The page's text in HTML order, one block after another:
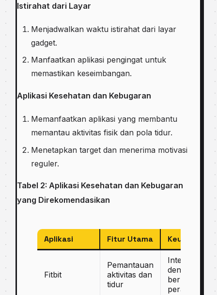
Istirahat dari Layar
Menjadwalkan waktu istirahat dari layar
gadget.
Manfaatkan aplikasi pengingat untuk
memastikan keseimbangan.
Aplikasi Kesehatan dan Kebugaran
Memanfaatkan aplikasi yang membantu
memantau aktivitas fisik dan pola tidur.
Menetapkan target dan menerima motivasi
reguler.
Tabel 2: Aplikasi Kesehatan dan Kebugaran
yang Direkomendasikan
Aplikasi Fitur Utama Keunggulan
Fitbit
Pemantauan
aktivitas dan
tidur
Integrasi
dengan
berbagai
perangkat